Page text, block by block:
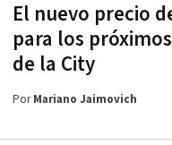
El nuevo precio
para los
de la City
PorMariano Jaimovich